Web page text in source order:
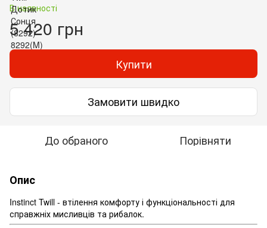
В наявності
5 420 грн
Купити
Замовити швидко
До обраного Порівняти
Опис
Instinct Twill - втілення комфорту і функціональності для
справжніх мисливців та рибалок.